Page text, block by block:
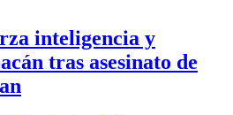
inteligencia y
tras asesinato de